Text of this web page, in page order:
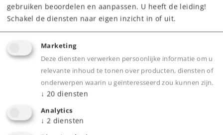
Highlights
Voorbeeldgetrouwe massieve railstaven,
nauwkeurig gegraveerde dwarsliggers zonder
bedding
Elektrische bedrijfszekerheid dankzij het
beproefde middelleider-systeem
gebruiken beoordelen en aanpassen. U heeft de leiding!
Schakel de diensten naar eigen inzicht in of uit.
Marketing
Deze diensten verwerken persoonlijke informatie om u
relevante inhoud te tonen over producten, diensten of
onderwerpen waarin u geïnteresseerd zou kunnen zijn.
↓ 20 diensten
Analytics
↓ 2 diensten